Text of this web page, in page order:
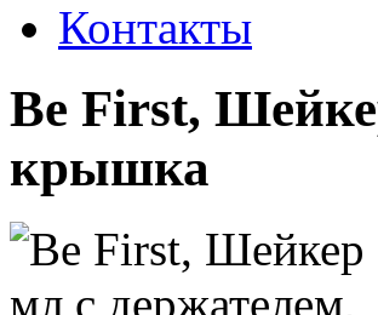
Контакты
Be First,
крышка